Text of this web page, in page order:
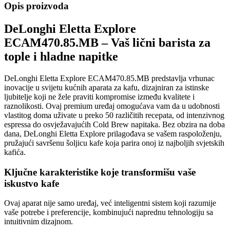
Opis proizvoda
DeLonghi Eletta Explore
ECAM470.85.MB – Vaš lični barista za
tople i hladne napitke
DeLonghi Eletta Explore ECAM470.85.MB predstavlja vrhunac
inovacije u svijetu kućnih aparata za kafu, dizajniran za istinske
ljubitelje koji ne žele praviti kompromise između kvalitete i
raznolikosti. Ovaj premium uređaj omogućava vam da u udobnosti
vlastitog doma uživate u preko 50 različitih recepata, od intenzivnog
espressa do osvježavajućih Cold Brew napitaka. Bez obzira na doba
dana, DeLonghi Eletta Explore prilagođava se vašem raspoloženju,
pružajući savršenu šoljicu kafe koja parira onoj iz najboljih svjetskih
kafića.
Ključne karakteristike koje transformišu vaše
iskustvo kafe
Ovaj aparat nije samo uređaj, već inteligentni sistem koji razumije
vaše potrebe i preferencije, kombinujući naprednu tehnologiju sa
intuitivnim dizajnom.